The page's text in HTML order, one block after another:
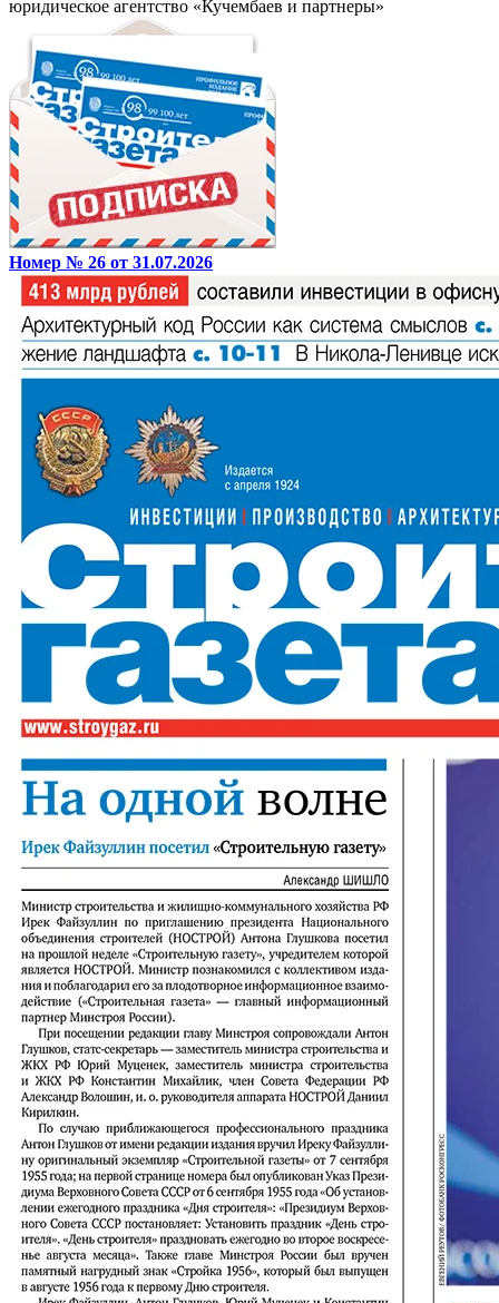
юридическое агентство «Кучембаев и партнеры»
Номер № 26 от 31.07.2026